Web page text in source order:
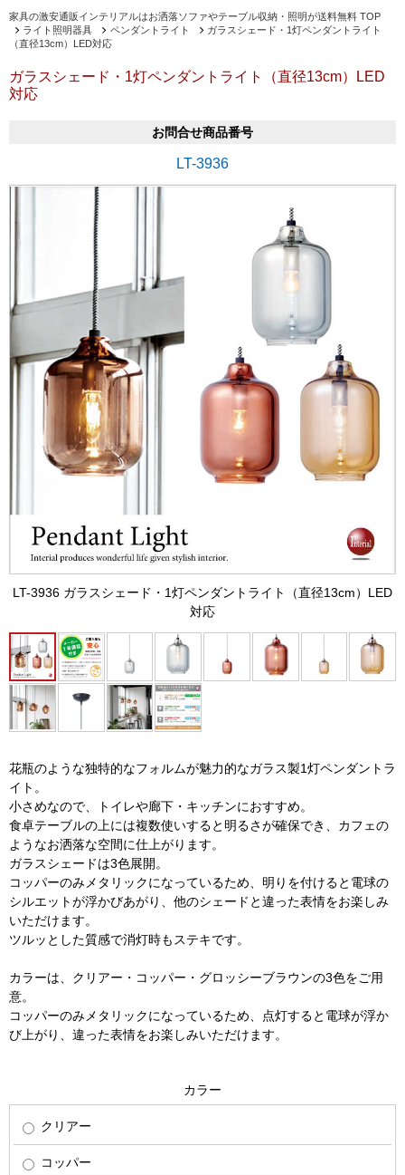
家具の激安通販インテリアルはお洒落ソファやテーブル収納・照明が送料無料 TOP
ライト照明器具
ペンダントライト
ガラスシェード・1灯ペンダントライト
（直径13cm）LED対応
ガラスシェード・1灯ペンダントライト（直径13cm）LED
対応
お問合せ商品番号
LT-3936
LT-3936 ガラスシェード・1灯ペンダントライト（直径13cm）LED
対応
花瓶のような独特的なフォルムが魅力的なガラス製1灯ペンダントラ
イト。
小さめなので、トイレや廊下・キッチンにおすすめ。
食卓テーブルの上には複数使いすると明るさが確保でき、カフェの
ようなお洒落な空間に仕上がります。
ガラスシェードは3色展開。
コッパーのみメタリックになっているため、明りを付けると電球の
シルエットが浮かびあがり、他のシェードと違った表情をお楽しみ
いただけます。
ツルッとした質感で消灯時もステキです。
カラーは、クリアー・コッパー・グロッシーブラウンの3色をご用
意。
コッパーのみメタリックになっているため、点灯すると電球が浮か
び上がり、違った表情をお楽しみいただけます。
カラー
クリアー
コッパー